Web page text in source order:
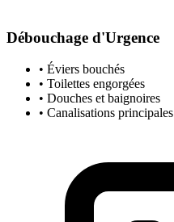
Débouchage d'Urgence
• Éviers bouchés
• Toilettes engorgées
• Douches et baignoires
• Canalisations principales